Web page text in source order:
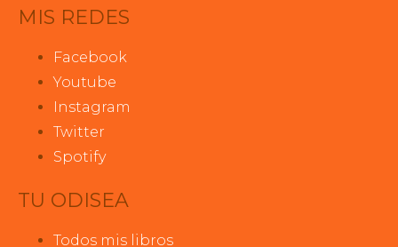
MIS REDES
Facebook
Youtube
Instagram
Twitter
Spotify
TU ODISEA
Todos mis libros